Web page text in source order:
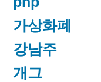
가상화폐
강남주
개그